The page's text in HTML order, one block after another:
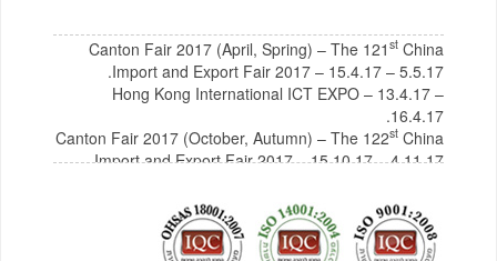
Canton Fair 2017 (April, Spring) – The 121 stChina
Import and Export Fair 2017 – 15.4.17 – 5.5.17.
Hong Kong International ICT EXPO – 13.4.17 –
16.4.17.
Canton Fair 2017 (October, Autumn) – The 122 stChina
Import and Export Fair 2017 – 15.10.17 – 4.11.17
לצפייה בקטלוג רהיטים מסיןלחץ כאן